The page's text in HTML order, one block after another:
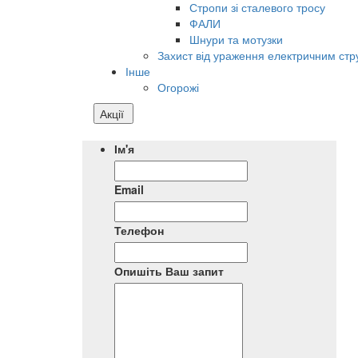
Стропи зі сталевого тросу
ФАЛИ
Шнури та мотузки
Захист від ураження електричним
Інше
Огорожі
Акції
Ім'я
Email
Телефон
Опишіть Ваш запит